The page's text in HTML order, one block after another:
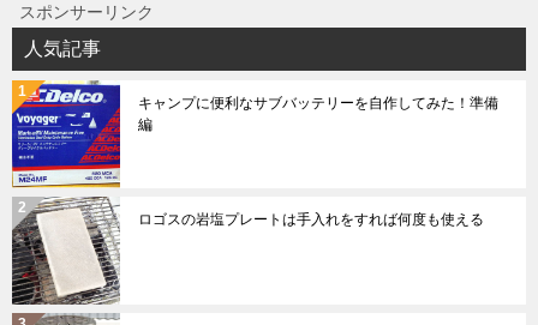
スポンサーリンク
人気記事
キャンプに便利なサブバッテリーを自作してみた！準備
編
ロゴスの岩塩プレートは手入れをすれば何度も使える